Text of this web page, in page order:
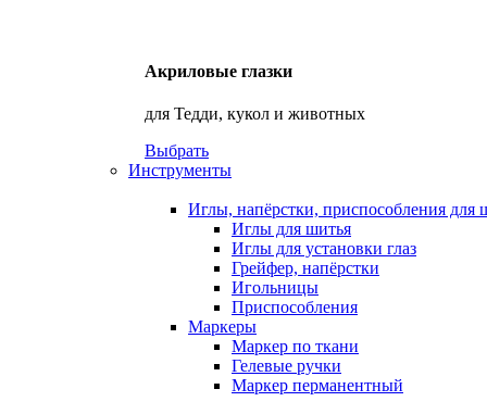
Акриловые глазки
для Тедди, кукол и животных
Выбрать
Инструменты
Иглы, напёрстки, приспособления для
Иглы для шитья
Иглы для установки глаз
Грейфер, напёрстки
Игольницы
Приспособления
Маркеры
Маркер по ткани
Гелевые ручки
Маркер перманентный